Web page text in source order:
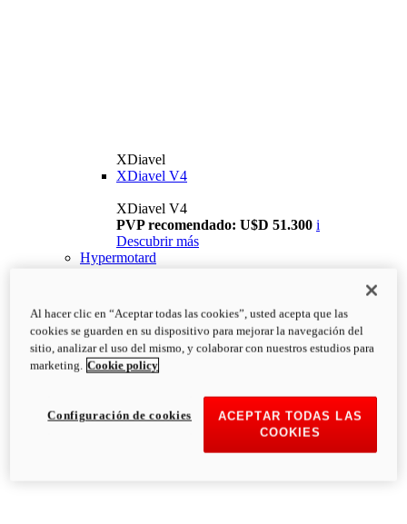
XDiavel
XDiavel V4
XDiavel V4
PVP recomendado: U$D 51.300 i
Descubrir más
Hypermotard
Al hacer clic en “Aceptar todas las cookies”, usted acepta que las
cookies se guarden en su dispositivo para mejorar la navegación del
sitio, analizar el uso del mismo, y colaborar con nuestros estudios para
marketing. Cookie policy
ACEPTAR TODAS LAS
COOKIES
Configuración de cookies